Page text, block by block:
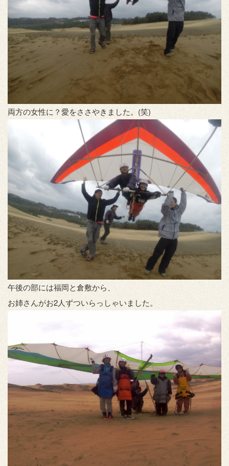
両方の女性に？愛をささやきました。(笑)
午後の部には福岡と倉敷から、
お姉さんがお2人ずついらっしゃいました。